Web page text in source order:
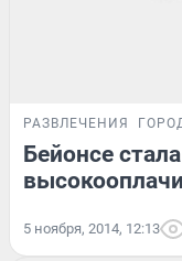
РАЗВЛЕЧЕНИЯ
Бейонсе
5 ноября, 2014, 12:13